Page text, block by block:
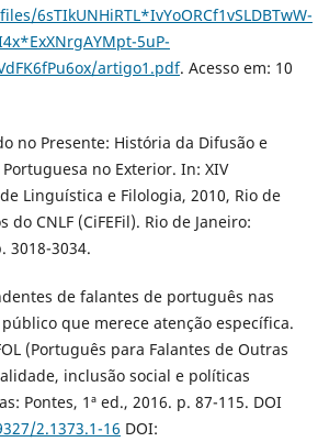
6sTIkUNHiRTL*IvYoORCf1vSLDBTwW-
5uP-
artigo1.pdf. Acesso em: 10
no Presente: História da Difusão e
no Exterior. In: XIV
Linguística e Filologia, 2010, Rio de
do CNLF (CiFEFil). Rio de Janeiro:
3018-3034.
de falantes de português nas
público que merece atenção específica.
(Português para Falantes de Outras
inclusão social e políticas
Pontes, 1ª ed., 2016. p. 87-115. DOI
2.1373.1-16 DOI: